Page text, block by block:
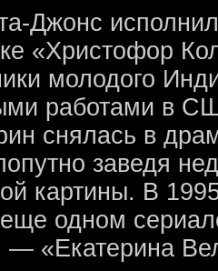
Джонс
«Христофор
молодого
работами в
снялась в
заведя
картины. В
одном
— «Екатерина